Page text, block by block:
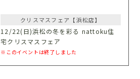
クリスマスフェア【浜松店】
12/22(日)浜松の冬を彩る nattoku住
宅クリスマスフェア
※このイベントは終了しました